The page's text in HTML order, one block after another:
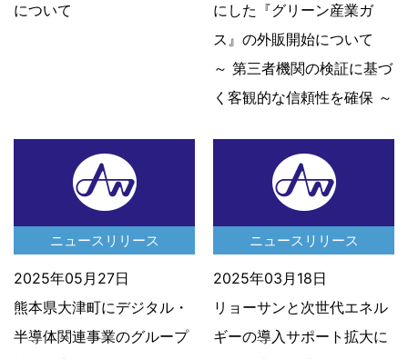
について
にした『グリーン産業ガ
ス』の外販開始について
～ 第三者機関の検証に基づ
く客観的な信頼性を確保 ～
2025年05月27日
ニュースリリース
熊本県大津町にデジタル・
半導体関連事業のグループ
2025年03月18日
ニュースリリース
リョーサンと次世代エネル
ギーの導入サポート拡大に